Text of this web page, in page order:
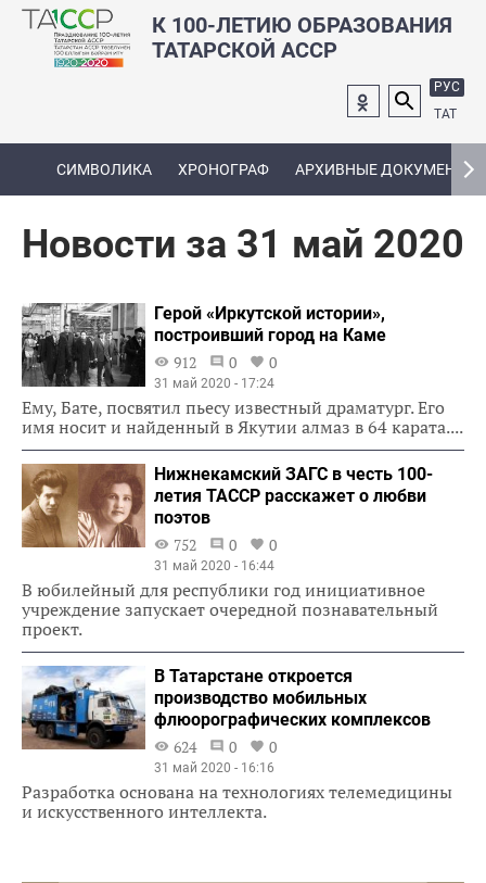
К 100-ЛЕТИЮ ОБРАЗОВАНИЯ
ТАТАРСКОЙ АССР
РУС
ТАТ
СИМВОЛИКА ХРОНОГРАФ АРХИВНЫЕ ДОКУМЕНТЫ
Новости за 31 май 2020
Герой «Иркутской истории»,
построивший город на Каме
912
0 0
31 май 2020 - 17:24
Ему, Бате, посвятил пьесу известный драматург. Его
имя носит и найденный в Якутии алмаз в 64 карата....
Нижнекамский ЗАГС в честь 100-
летия ТАССР расскажет о любви
поэтов
752
0 0
31 май 2020 - 16:44
В юбилейный для республики год инициативное
учреждение запускает очередной познавательный
проект.
В Татарстане откроется
производство мобильных
флюорографических комплексов
624
0 0
31 май 2020 - 16:16
Разработка основана на технологиях телемедицины
и искусственного интеллекта.